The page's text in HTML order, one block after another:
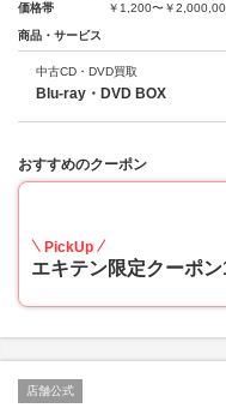
価格帯
￥1,200〜￥
商品・サービス
中古CD・DVD買取
Blu-ray・DVD BOX
おすすめのクーポン
PickUp
エキテン限定クーポン
店舗公式